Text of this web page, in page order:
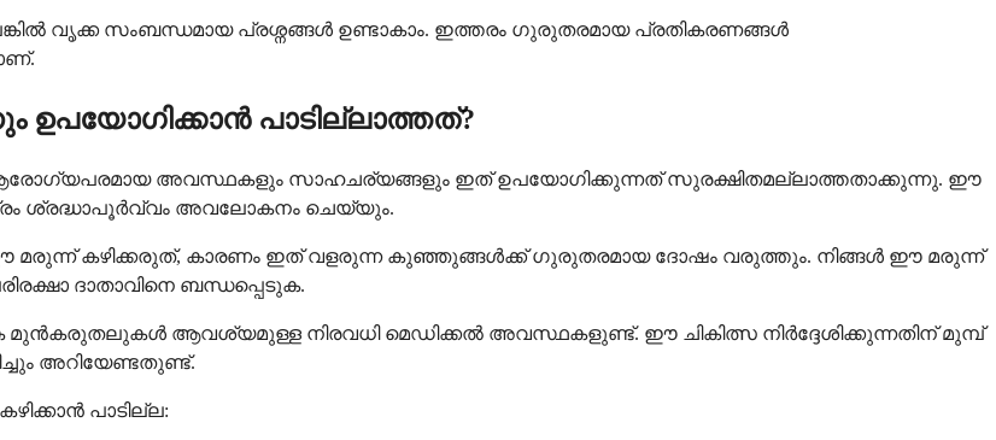
വൃക്ക സംബന്ധമായ പ്രശ്നങ്ങൾ ഉണ്ടാകാം. ഇത്തരം ഗുരുതരമായ പ്രതികരണങ്ങൾ
പാടില്ലാത്തത്?
അവസ്ഥകളും സാഹചര്യങ്ങളും ഇത് ഉപയോഗിക്കുന്നത് സുരക്ഷിതമല്ലാത്തതാക്കുന്നു. ഈ
ശ്രദ്ധാപൂർവ്വം അവലോകനം ചെയ്യും.
ഈ മരുന്ന് കഴിക്കരുത്, കാരണം ഇത് വളരുന്ന കുഞ്ഞുങ്ങൾക്ക് ഗുരുതരമായ ദോഷം വരുത്തും. നിങ്ങൾ ഈ മരുന്ന്
ദാതാവിനെ ബന്ധപ്പെടുക.
ആവശ്യമുള്ള നിരവധി മെഡിക്കൽ അവസ്ഥകളുണ്ട്. ഈ ചികിത്സ നിർദ്ദേശിക്കുന്നതിന് മുമ്പ്
അറിയേണ്ടതുണ്ട്.
പാടില്ല: